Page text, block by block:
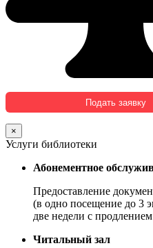
×
Услуги библиотеки
Абонементное
Предоставление
(в одно посещение до 3
две недели с
Читальный зал